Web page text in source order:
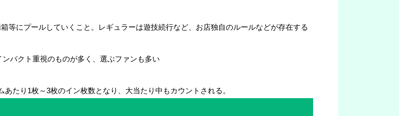
等にプールしていくこと。レギュラーは遊技続行など、お店独自のルールなどが存在する
パクト重視のものが多く、選ぶファンも多い
たり1枚～3枚のイン枚数となり、大当たり中もカウントされる。